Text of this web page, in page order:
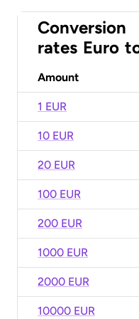
Conversion
rates Euro
Amount
1 EUR
10 EUR
20 EUR
100 EUR
200 EUR
1000 EUR
2000 EUR
10000 EUR